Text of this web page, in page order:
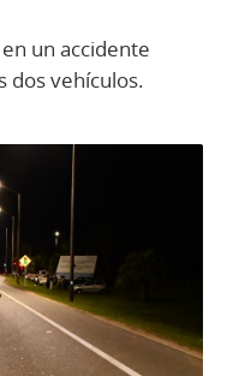
un accidente
dos vehículos.